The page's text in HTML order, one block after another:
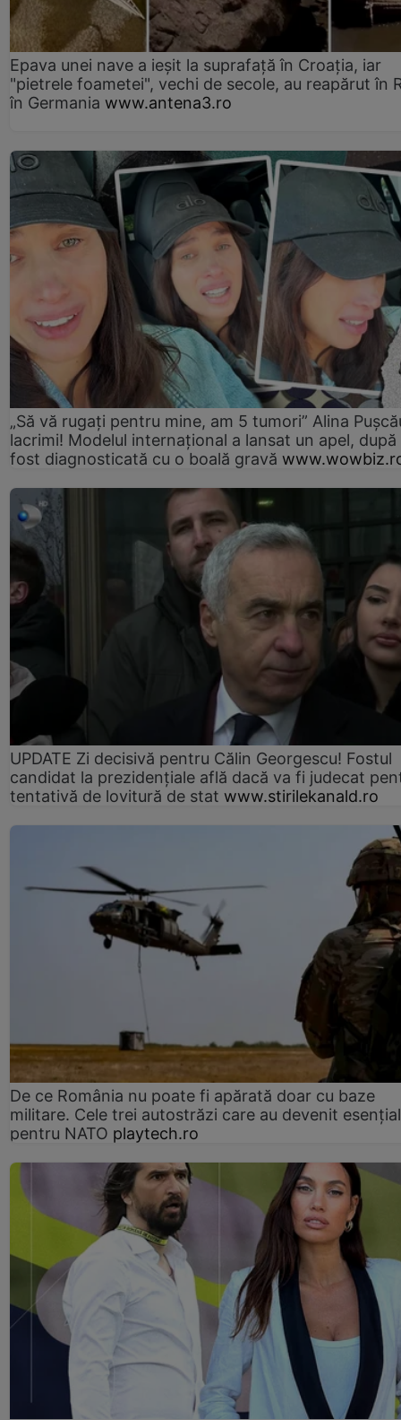
Epava unei nave a ieșit la suprafață în Croația, iar
"pietrele foametei", vechi de secole, au reapărut în
în Germania www.antena3.ro
„Să vă rugați pentru mine, am 5 tumori” Alina
lacrimi! Modelul internațional a lansat un apel, după
fost diagnosticată cu o boală gravă
UPDATE Zi decisivă pentru Călin Georgescu! Fostul
candidat la prezidențiale află dacă va fi judecat
tentativă de lovitură de stat www.stirilekanald.ro
De ce România nu poate fi apărată doar cu baze
militare. Cele trei autostrăzi care au devenit
pentru NATO playtech.ro